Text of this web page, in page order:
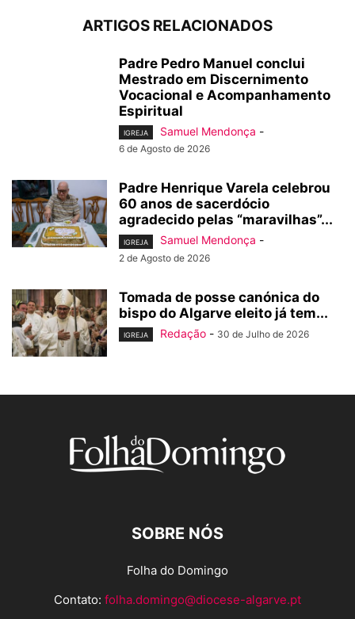
ARTIGOS RELACIONADOS
Padre Pedro Manuel conclui
Mestrado em Discernimento
Vocacional e Acompanhamento
Espiritual
IGREJA Samuel Mendonça -
6 de Agosto de 2026
Padre Henrique Varela celebrou
60 anos de sacerdócio
agradecido pelas “maravilhas”...
IGREJA Samuel Mendonça -
2 de Agosto de 2026
Tomada de posse canónica do
bispo do Algarve eleito já tem...
IGREJA Redação - 30 de Julho de 2026
SOBRE NÓS
Folha do Domingo
Contato: folha.domingo@diocese-algarve.pt